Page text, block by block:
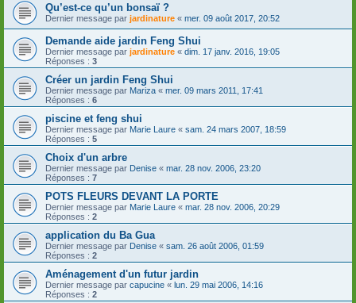
Qu’est-ce qu’un bonsaï ?
Dernier message par jardinature « mer. 09 août 2017, 20:52
Demande aide jardin Feng Shui
Dernier message par jardinature « dim. 17 janv. 2016, 19:05
Réponses : 3
Créer un jardin Feng Shui
Dernier message par Mariza « mer. 09 mars 2011, 17:41
Réponses : 6
piscine et feng shui
Dernier message par Marie Laure « sam. 24 mars 2007, 18:59
Réponses : 5
Choix d'un arbre
Dernier message par Denise « mar. 28 nov. 2006, 23:20
Réponses : 7
POTS FLEURS DEVANT LA PORTE
Dernier message par Marie Laure « mar. 28 nov. 2006, 20:29
Réponses : 2
application du Ba Gua
Dernier message par Denise « sam. 26 août 2006, 01:59
Réponses : 2
Aménagement d'un futur jardin
Dernier message par capucine « lun. 29 mai 2006, 14:16
Réponses : 2